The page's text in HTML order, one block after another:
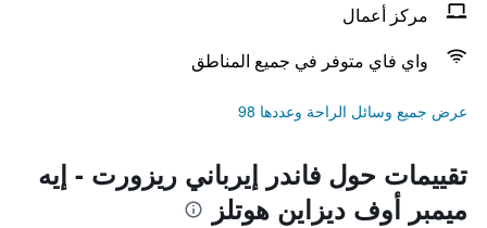
مركز أعمال
واي فاي متوفر في جميع المناطق
عرض جميع وسائل الراحة وعددها 98
تقييمات حول فاندر إيرباني ريزورت - إيه
ميمبر أوف ديزاين هوتلز